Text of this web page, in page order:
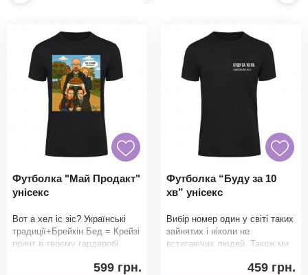
Футболка "Май Продакт"
унісекс
Вот а хел іс зіс? Українські
традиції+Брейкін Бед = Крейзі
принт в твоєму гардеробі.
599 грн.
Футболка “Буду за 10
хв” унісекс
Вибір номер один у світі таких
зайнятих і ніколи не
встигаючих людей. Також ми
459 грн.